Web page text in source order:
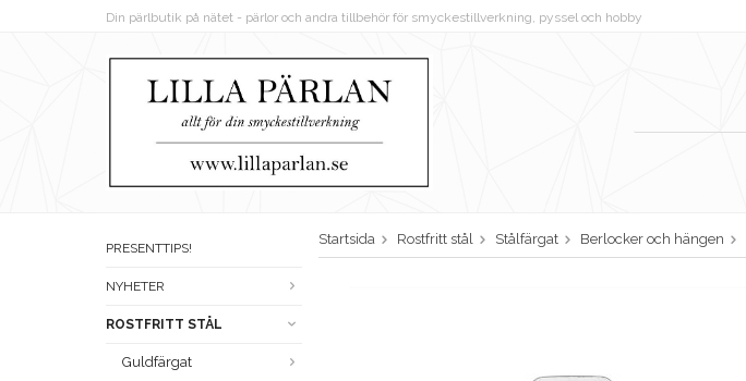
Din pärlbutik på nätet - pärlor och andra tillbehör för smyckestillverkning, pyssel och hobby
PRESENTTIPS!
NYHETER
ROSTFRITT STÅL
Guldfärgat
Startsida Rostfritt stål Stålfärgat Berlocker och hängen